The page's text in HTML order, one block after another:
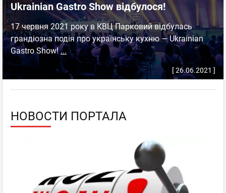
Ukrainian Gastro Show відбулося!
17 червня 2021 року в КВЦ Парковий відбулась
грандіозна подія про українську кухню — Ukrainian
Gastro Show!...
[ 26.06.2021 ]
НОВОСТИ ПОРТАЛА